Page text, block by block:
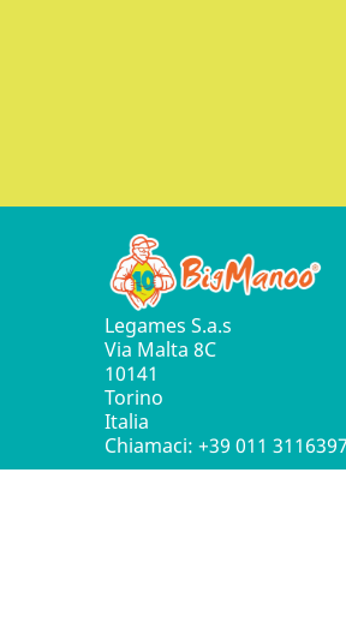
Legames S.a.s
Via Malta 8C
10141
Torino
Italia
Chiamaci: +39 011 3116397